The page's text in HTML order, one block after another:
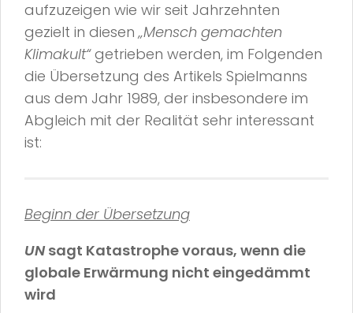
aufzuzeigen wie wir seit Jahrzehnten
gezielt in diesen„Mensch gemachten
Klimakult“getrieben werden, im Folgenden
die Übersetzung des Artikels Spielmanns
aus dem Jahr 1989, der insbesondere im
Abgleich mit der Realität sehr interessant
ist:
Beginn der Übersetzung
UNsagt Katastrophe voraus, wenn die
globale Erwärmung nicht eingedämmt
wird